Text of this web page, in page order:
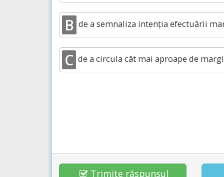
B de a semnaliza intenția efectuării
C de a circula cât mai aproape de
Trimite răspunsul